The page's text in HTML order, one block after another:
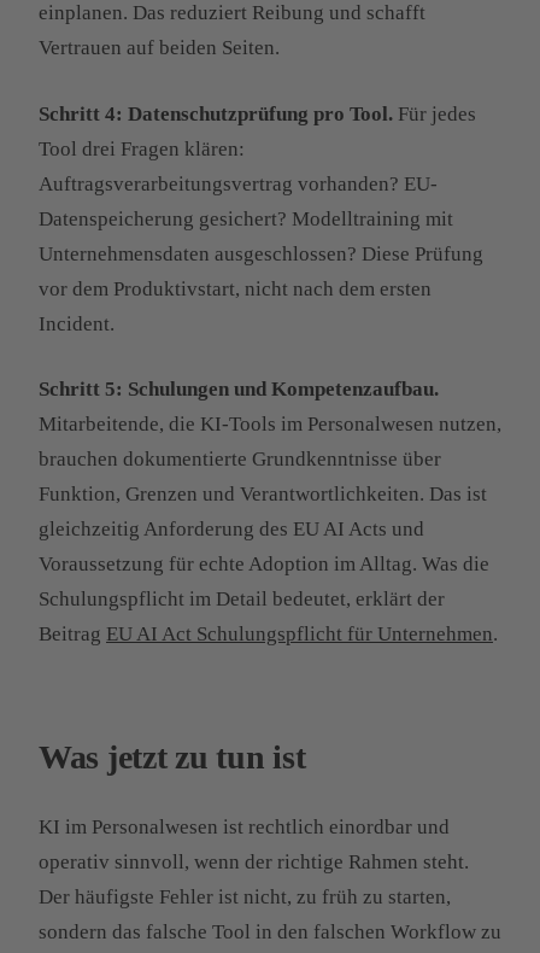
einplanen. Das reduziert Reibung und schafft
Vertrauen auf beiden Seiten.
Schritt 4: Datenschutzprüfung pro Tool. Für jedes
Tool drei Fragen klären:
Auftragsverarbeitungsvertrag vorhanden? EU-
Datenspeicherung gesichert? Modelltraining mit
Unternehmensdaten ausgeschlossen? Diese Prüfung
vor dem Produktivstart, nicht nach dem ersten
Incident.
Schritt 5: Schulungen und Kompetenzaufbau.
Mitarbeitende, die KI-Tools im Personalwesen nutzen,
brauchen dokumentierte Grundkenntnisse über
Funktion, Grenzen und Verantwortlichkeiten. Das ist
gleichzeitig Anforderung des EU AI Acts und
Voraussetzung für echte Adoption im Alltag. Was die
Schulungspflicht im Detail bedeutet, erklärt der
Beitrag EU AI Act Schulungspflicht für Unternehmen.
Was jetzt zu tun ist
KI im Personalwesen ist rechtlich einordbar und
operativ sinnvoll, wenn der richtige Rahmen steht.
Der häufigste Fehler ist nicht, zu früh zu starten,
sondern das falsche Tool in den falschen Workflow zu